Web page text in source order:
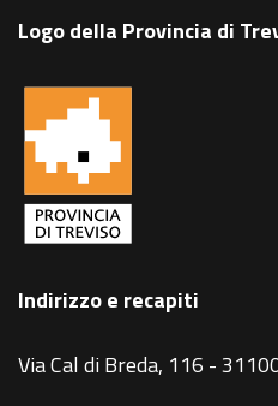
Logo della Provincia di
Indirizzo e recapiti
Via Cal di Breda, 116 -